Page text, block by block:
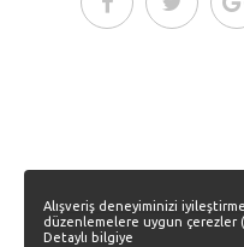
Alışveriş deneyiminizi
düzenlemelere uygun çerezler
Detaylı bilgiye